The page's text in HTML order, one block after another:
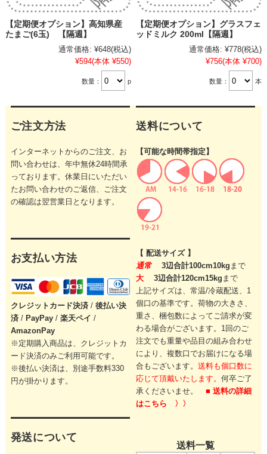
【定期便オプション】高知県産
たまご(6玉) 【隔週】
通常価格: ¥648(税込)
¥594(本体 ¥550)
数量： p
【定期便オプション】グラスフェ
ッドミルク 200ml【隔週】
通常価格: ¥778(税込)
¥756(本体 ¥700)
数量： 本
ご注文方法
インターネットからのご注文、お
問い合わせは、年中無休24時間承
っております。休業日にいただい
たお問い合わせのご返信、ご注文
の確認は翌営業日となります。
お支払い方法
クレジットカード決済 / 後払い決
済/ PayPay/ 楽天ペイ /
AmazonPay
※定期購入商品は、クレジットカ
ード決済のみご利用可能です。
※後払い決済は、別途手数料330
円が掛かります。
発送について
送料について
【可能な時間帯指定】
【 配送サイズ 】
通常
3辺合計100cm10kg まで
大
3辺合計120cm15kg まで
上記サイズは、常温/冷蔵配送、1
個口の基準です。荷物の大きさ、
重さ、梱包数によってご請求が変
わる場合がございます。 1回のご
注文でも重量や品目の組み合わせ
により、複数口でお届けになる場
合もございます。送料も個口数に
応じて頂戴いたします。何卒ご了
承くださいませ。■ 送料の詳細
はこちら 〉〉
送料一覧